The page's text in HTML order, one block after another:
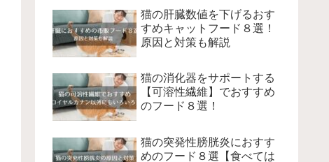
猫の肝臓数値を下げるおす
すめキャットフード８選！
原因と対策も解説
猫の消化器をサポートする
【可溶性繊維】でおすすめ
のフード８選！
猫の突発性膀胱炎におすす
めのフード８選【食べては